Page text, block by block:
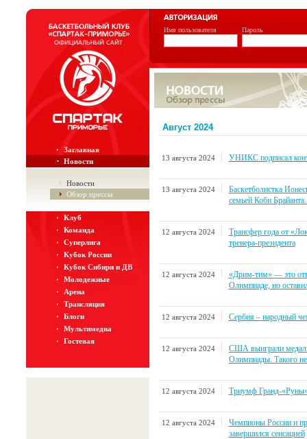
Имя пользователя Пароль
Заглавная
Новости
Новости
Обзор прессы
Клуб
Команда
Суперлига
Кубок России
Кубок Сибири и ДВ
Молодежные
Арена
Трансляция
Блоги
Мультимедиа
Гостевая
Август 2024
13 августа 2024 УНИКС подписал
13 августа 2024
Баскетболистка
семьей Коби
12 августа 2024
Трансфер года от
тренера-президента
12 августа 2024
«Дрим-тим» — это
Олимпиаде, но
12 августа 2024 Сербия – народный
12 августа 2024
США выиграли
Олимпиады. Такого
12 августа 2024 Триумф Гранд-
12 августа 2024
Чемпионы России и
завершился сенсацией